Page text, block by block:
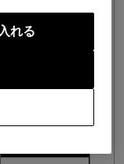
契約される場
の価格に据え
り旧価格で今
れる